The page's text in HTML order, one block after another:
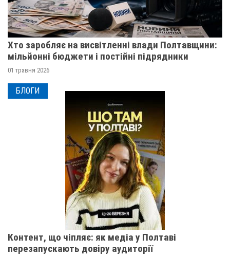
Хто заробляє на висвітленні влади Полтавщини:
мільйонні бюджети і постійні підрядники
01 травня 2026
БЛОГИ
Контент, що чіпляє: як медіа у Полтаві
перезапускають довіру аудиторії